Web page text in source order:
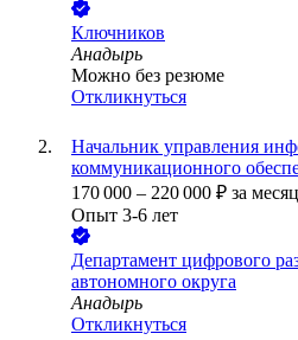
Ключников
Анадырь
Можно без резюме
Откликнуться
Начальник управления
коммуникационного
170 000 – 220 000 ₽ за
Опыт 3-6 лет
Департамент цифрового
автономного округа
Анадырь
Откликнуться